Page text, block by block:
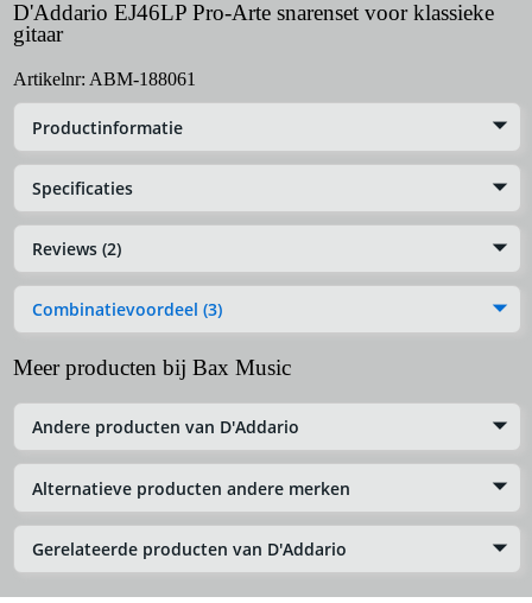
D'Addario EJ46LP Pro-Arte snarenset voor klassieke
gitaar
Artikelnr: ABM-188061
Productinformatie
Specificaties
Reviews (2)
Combinatievoordeel (3)
Meer producten bij Bax Music
Andere producten van D'Addario
Alternatieve producten andere merken
Gerelateerde producten van D'Addario